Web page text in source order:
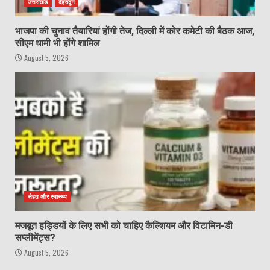
भाजपा की चुनाव तैयारियां होंगी तेज, दिल्ली में कोर कमेटी की बैठक आज,
सीएम धामी भी होंगे शामिल
August 5, 2026
सेहत और स्वास्थ्य
मजबूत हड्डियों के लिए सभी को चाहिए कैल्शियम और विटामिन-डी
सप्लीमेंट्स?
August 5, 2026